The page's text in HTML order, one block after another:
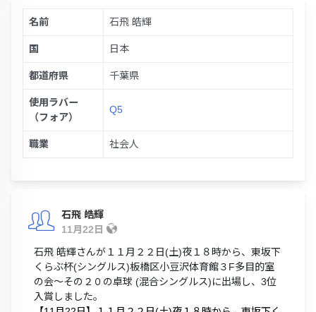
名前 石飛 皓輝
国 日本
都道府県 千葉県
使用ラバー
（フォア）
Q5
職業 社会人
石飛 皓輝
11月22日
石飛 皓輝さんが１１月２２日(土)夜１８時から、東坂下
くらぶ杯(シングルス)板橋区小豆沢体育館３F多目的室
の会～その２０の卓球 (混合シングルス)に出場し、3位
入賞しました。